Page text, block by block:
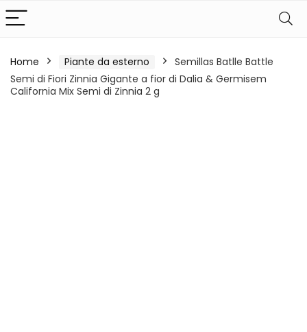
Home Piante da esterno
Semillas Batlle Battle
Semi di Fiori Zinnia Gigante a fior di Dalia & Germisem
California Mix Semi di Zinnia 2 g